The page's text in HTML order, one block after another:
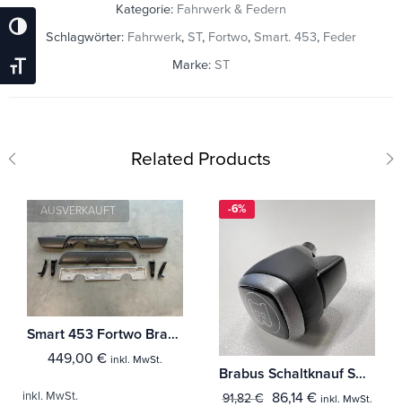
Umschalten Auf Hohe Kontraste
Schrift Vergrößern
Kategorie: Fahrwerk & Federn
Schlagwörter: Fahrwerk, ST, Fortwo, Smart. 453, Feder
Marke: ST
Related Products
AUSVERKAUFT
Smart 453 Fortwo Brabus Heckteile für Brabus STYLE Umbau *Original Neuteile in Wunschfarbe*
449,00 € inkl. MwSt.
inkl. MwSt.
-6%
Brabus Schaltknauf Smart 453 Fortwo / ForFour [A 453 260 19 00 9E38]
91,82€ 86,14 € inkl. MwSt.